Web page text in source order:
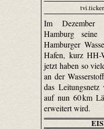
tvi.ticker
Im Dezember
Hamburg
Hamburger
Hafen, kurz HH-
jetzt haben so
an der
das
auf nun 60 km
erweitert wird.